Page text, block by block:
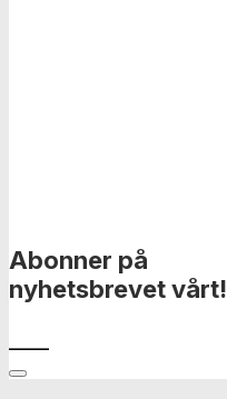
Abonner på
nyhetsbrevet vårt!